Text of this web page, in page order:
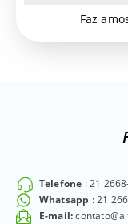
Faz
Telefone : 21
Whatsapp : 21
E-mail: